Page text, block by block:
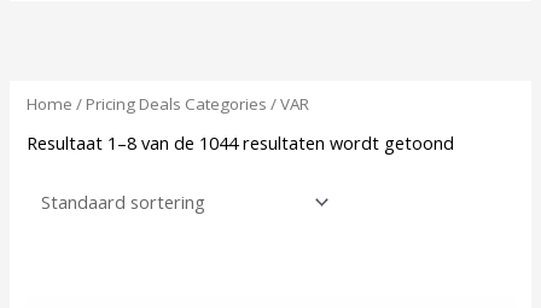
Home / Pricing Deals Categories / VAR
Resultaat 1–8 van de 1044 resultaten wordt getoond